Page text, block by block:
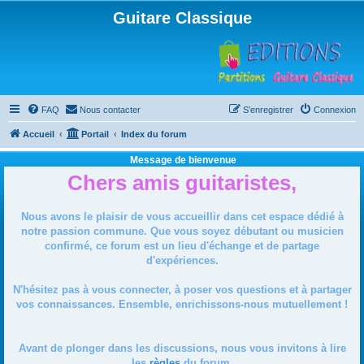
Guitare Classique
FAQ Nous contacter Connexion
S’enregistrer
Accueil Portail Index du forum
Message de bienvenue
Chers amis guitaristes,
Nous avons le plaisir de vous accueillir dans cet espace dédié à
notre passion commune. Que vous soyez débutant ou musicien
confirmé, ce forum est un lieu d'échange et de partage
d'expériences.
N'hésitez pas à vous connecter, à poser vos questions et à partager
vos connaissances. Ensemble, enrichissons-nous mutuellement !
Avant de plonger dans les discussions, nous vous invitons à lire